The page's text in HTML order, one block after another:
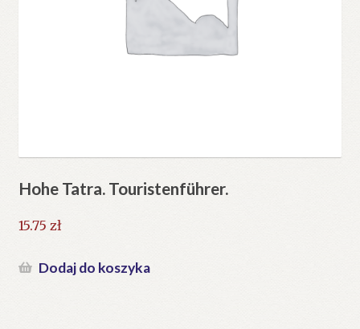
Hohe Tatra. Touristenführer.
15.75 zł
Dodaj do koszyka